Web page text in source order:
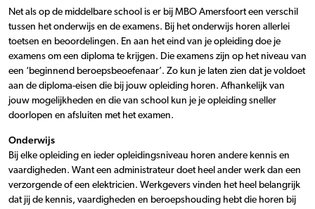
Net als op de middelbare school is er bij MBO Amersfoort een verschil
tussen het onderwijs en de examens. Bij het onderwijs horen allerlei
toetsen en beoordelingen. En aan het eind van je opleiding doe je
examens om een diploma te krijgen. Die examens zijn op het niveau van
een ‘beginnend beroepsbeoefenaar’. Zo kun je laten zien dat je voldoet
aan de diploma-eisen die bij jouw opleiding horen. Afhankelijk van
jouw mogelijkheden en die van school kun je je opleiding sneller
doorlopen en afsluiten met het examen.
Onderwijs
Bij elke opleiding en ieder opleidingsniveau horen andere kennis en
vaardigheden. Want een administrateur doet heel ander werk dan een
verzorgende of een elektricien. Werkgevers vinden het heel belangrijk
dat jij de kennis, vaardigheden en beroepshouding hebt die horen bij